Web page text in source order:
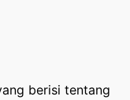
berisi tentang